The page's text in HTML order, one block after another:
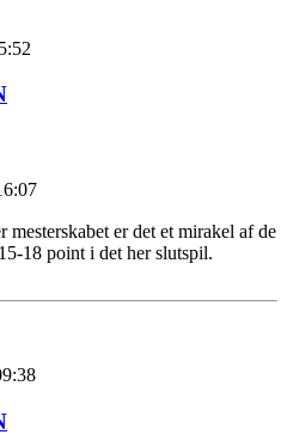
er det et mirakel af de
18 point i det her slutspil.